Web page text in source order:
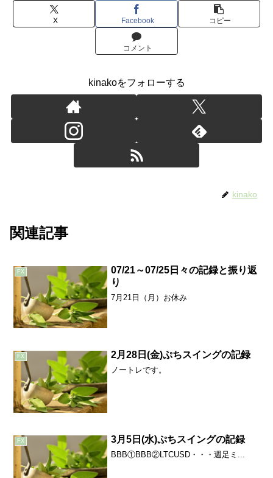
X Facebook コピー
コメント
kinakoをフォローする
kinako
関連記事
FX
07/21～07/25日々の記録と振り返
り
7月21日（月）お休み
FX 2月28日(金)ぷちスイングの記録
ノートレです。
FX 3月5日(水)ぷちスイングの記録
BBB①BBB②LTCUSD・・・週足ミ...